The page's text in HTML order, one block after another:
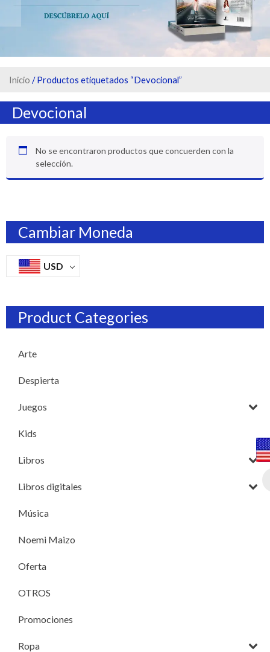
Inicio / Productos etiquetados “Devocional”
Devocional
No se encontraron productos que concuerden con la
selección.
Cambiar Moneda
USD
Product Categories
Arte
Despierta
Juegos
Kids
Libros
Libros digitales
Música
Noemi Maizo
Oferta
OTROS
Promociones
Ropa